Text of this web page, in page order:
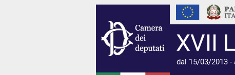
XVII
dal 15/03/2013 -